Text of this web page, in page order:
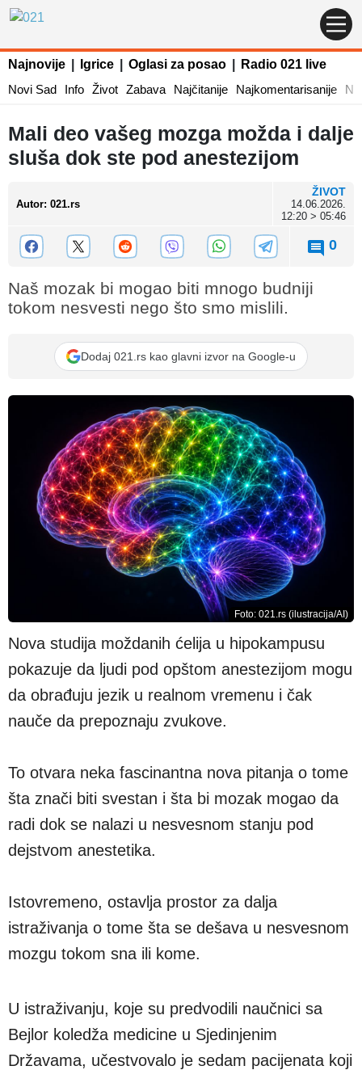
Najnovije Igrice Oglasi za posao
Radio 021 live
Novi Sad
Info Život Zabava Najčitanije Najkomentarisanije
Mali deo vašeg mozga možda i dalje
sluša dok ste pod anestezijom
Autor: 021.rs
ŽIVOT
14.06.2026.
12:20 > 05:46
0
Naš mozak bi mogao biti mnogo budniji
tokom nesvesti nego što smo mislili.
Dodaj 021.rs kao glavni izvor na Google-u
Foto: 021.rs (ilustracija/AI)
Nova studija moždanih ćelija u hipokampusu
pokazuje da ljudi pod opštom anestezijom mogu
da obrađuju jezik u realnom vremenu i čak
nauče da prepoznaju zvukove.
To otvara neka fascinantna nova pitanja o tome
šta znači biti svestan i šta bi mozak mogao da
radi dok se nalazi u nesvesnom stanju pod
dejstvom anestetika.
Istovremeno, ostavlja prostor za dalja
istraživanja o tome šta se dešava u nesvesnom
mozgu tokom sna ili kome.
U istraživanju, koje su predvodili naučnici sa
Bejlor koledža medicine u Sjedinjenim
Državama, učestvovalo je sedam pacijenata koji